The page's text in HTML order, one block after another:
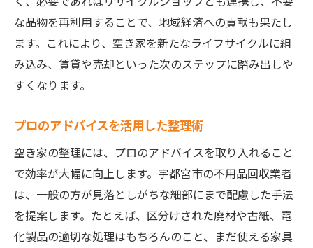
な品物を再利用することで、地域経済への貢献も果たし
ます。これにより、空き家を新たなライフサイクルに組
み込み、賃貸や売却といった次のステップに踏み出しや
すくなります。
プロのアドバイスを活用した整理術
空き家の整理には、プロのアドバイスを取り入れること
で効率が大幅に向上します。宇都宮市の不用品回収業者
は、一般の方が見落としがちな細部にまで配慮した手法
を提案します。たとえば、区分けされた廃材や古紙、電
化製品の適切な処理はもちろんのこと、まだ使える家具